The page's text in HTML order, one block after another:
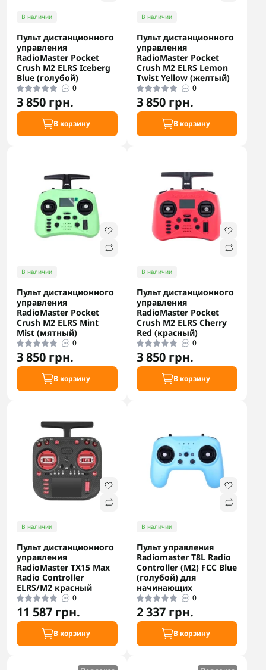
В наличии
Пульт дистанционного
управления
RadioMaster Pocket
Crush M2 ELRS Iceberg
Blue (голубой)
0
3 850 грн.
В корзину
В наличии
Пульт дистанционного
управления
RadioMaster Pocket
Crush M2 ELRS Lemon
Twist Yellow (желтый)
0
3 850 грн.
В корзину
В наличии
Пульт дистанционного
управления
RadioMaster Pocket
Crush M2 ELRS Mint
Mist (мятный)
0
3 850 грн.
В корзину
В наличии
Пульт дистанционного
управления
RadioMaster Pocket
Crush M2 ELRS Cherry
Red (красный)
0
3 850 грн.
В корзину
В наличии
Пульт дистанционного
управления
RadioMaster TX15 Max
Radio Controller
ELRS/M2 красный
0
11 587 грн.
В корзину
В наличии
Пульт управления
Radiomaster T8L Radio
Controller (M2) FCC Blue
(голубой) для
начинающих
0
2 337 грн.
В корзину